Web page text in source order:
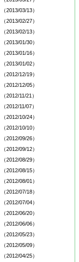
（2013/03/13）
（2013/02/27）
（2013/02/13）
（2013/01/30）
（2013/01/16）
（2013/01/02）
（2012/12/19）
（2012/12/05）
（2012/11/21）
（2012/11/07）
（2012/10/24）
（2012/10/10）
（2012/09/26）
（2012/09/12）
（2012/08/29）
（2012/08/15）
（2012/08/01）
（2012/07/18）
（2012/07/04）
（2012/06/20）
（2012/06/06）
（2012/05/23）
（2012/05/09）
（2012/04/25）